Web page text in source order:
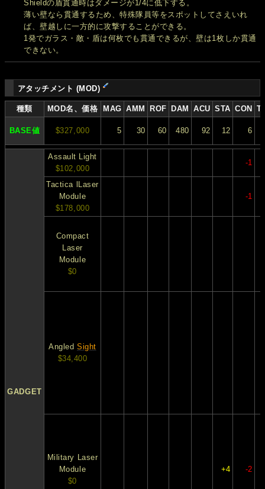
Shieldの盾貫通時はダメージが1/4に低下する。
薄い壁なら貫通するため、特殊隊員等をスポットしてさえいれ
ば、壁越しに一方的に攻撃することができる。
1発でガラス・敵・盾は何枚でも貫通できるが、壁は1枚しか貫通
できない。
アタッチメント (MOD)
種類 MOD名、価格 MAG AMM ROF DAM ACU STA CON
BASE値 $327,000 5 30 60 480 92 12 6
GADGET
Assault Light
$102,000
-1
Tactica lLaser
Module
$178,000
-1
Compact
Laser
Module
$0
AngledSight
$34,400
Military Laser
Module
$0
+4 -2